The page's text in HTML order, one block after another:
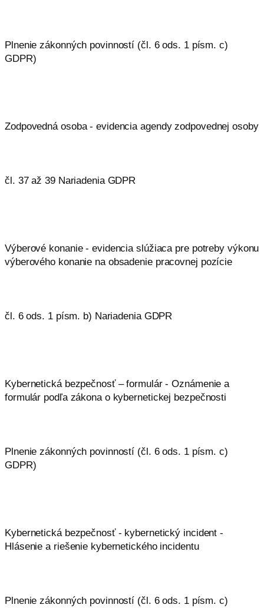
Plnenie zákonných povinností (čl. 6 ods. 1 písm. c)
GDPR)
Zodpovedná osoba - evidencia agendy zodpovednej osoby
čl. 37 až 39 Nariadenia GDPR
Výberové konanie - evidencia slúžiaca pre potreby výkonu
výberového konanie na obsadenie pracovnej pozície
čl. 6 ods. 1 písm. b) Nariadenia GDPR
Kybernetická bezpečnosť – formulár - Oznámenie a
formulár podľa zákona o kybernetickej bezpečnosti
Plnenie zákonných povinností (čl. 6 ods. 1 písm. c)
GDPR)
Kybernetická bezpečnosť - kybernetický incident -
Hlásenie a riešenie kybernetického incidentu
Plnenie zákonných povinností (čl. 6 ods. 1 písm. c)